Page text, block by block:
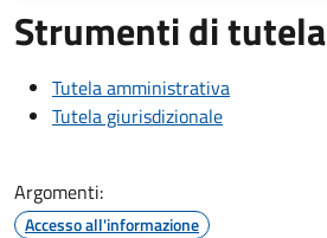
Strumenti di tutela
Tutela amministrativa
Tutela giurisdizionale
Argomenti:
Accesso all'informazione